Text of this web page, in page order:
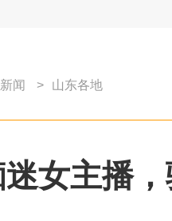
闻 > 山东各地
女主播